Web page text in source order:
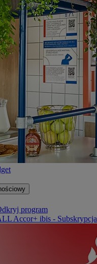
program
Accor+ ibis - Subskrypcja